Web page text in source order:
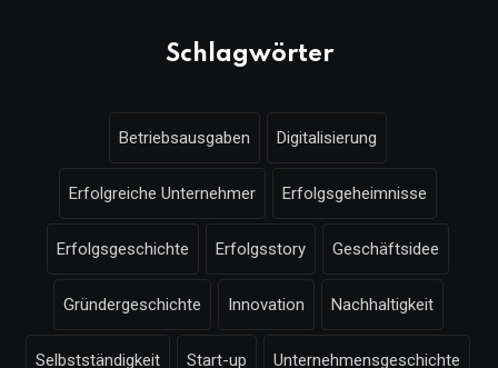
Schlagwörter
Betriebsausgaben Digitalisierung
Erfolgreiche Unternehmer Erfolgsgeheimnisse
Erfolgsgeschichte Erfolgsstory Geschäftsidee
Gründergeschichte Innovation Nachhaltigkeit
Selbstständigkeit Start-up Unternehmensgeschichte